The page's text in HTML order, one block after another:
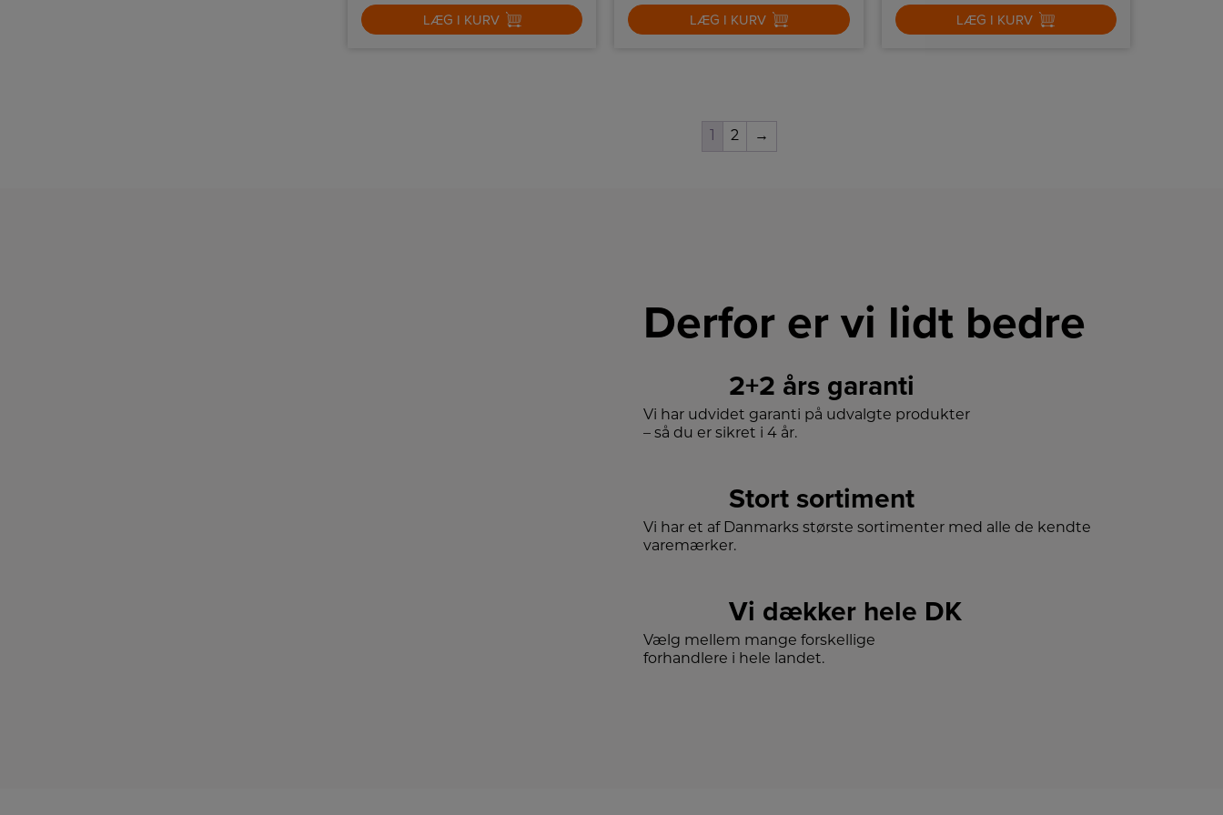
LÆG I KURV LÆG I KURV LÆG I KURV
2 →
Derfor er vi lidt bedre
2+2 års garanti
Vi har udvidet garanti på udvalgte produkter
– så du er sikret i 4 år.
Stort sortiment
Vi har et af Danmarks største sortimenter med alle de kendte
varemærker.
Vi dækker hele DK
Vælg mellem mange forskellige
forhandlere i hele landet.